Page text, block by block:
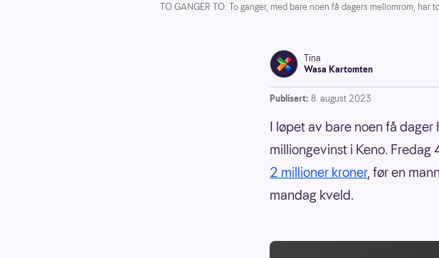
TO GANGER TO: To ganger, med bare noen få dagers mellomrom,
Tina
Wasa Kartomten
Publisert: 8. august 2023
I løpet av bare noen få
milliongevinst i Keno. Fredag
2 millioner kroner, før en
mandag kveld.